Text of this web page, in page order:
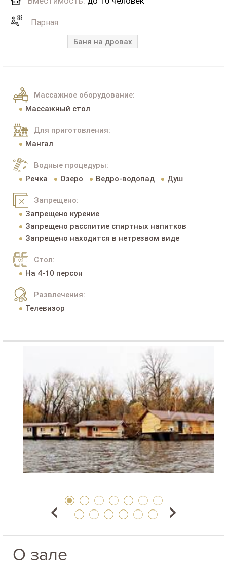
Парная:
Баня на дровах
Массажное оборудование:
Массажный стол
Для приготовления:
Мангал
Водные процедуры:
Речка
Озеро Ведро-водопад Душ
Запрещено:
Запрещено курение
Запрещено расспитие спиртных напитков
Запрещено находится в нетрезвом виде
Стол:
На 4-10 персон
Развлечения:
Телевизор
О зале